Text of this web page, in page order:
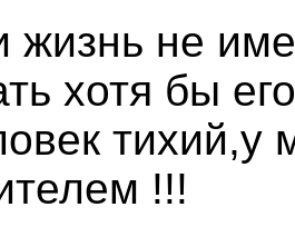
жизнь не
хотя бы
тихий,у
!!!